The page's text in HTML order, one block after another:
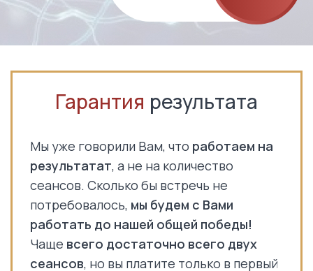
Гарантия результата
Мы уже говорили Вам, что работаем на
результатат, а не на количество
сеансов. Сколько бы встречь не
потребовалось, мы будем с Вами
работать до нашей общей победы!
Чаще всего достаточно всего двух
сеансов, но вы платите только в первый